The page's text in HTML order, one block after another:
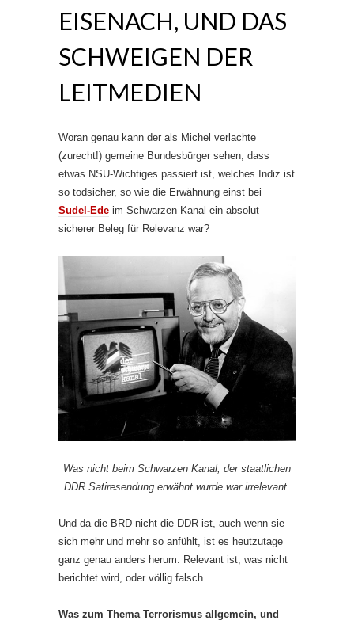
EISENACH, UND DAS
SCHWEIGEN DER
LEITMEDIEN
Woran genau kann der als Michel verlachte
(zurecht!) gemeine Bundesbürger sehen, dass
etwas NSU-Wichtiges passiert ist, welches Indiz ist
so todsicher, so wie die Erwähnung einst bei
Sudel-Ede im Schwarzen Kanal ein absolut
sicherer Beleg für Relevanz war?
Was nicht beim Schwarzen Kanal, der staatlichen
DDR Satiresendung erwähnt wurde war irrelevant.
Und da die BRD nicht die DDR ist, auch wenn sie
sich mehr und mehr so anfühlt, ist es heutzutage
ganz genau anders herum: Relevant ist, was nicht
berichtet wird, oder völlig falsch.
Was zum Thema Terrorismus allgemein, und